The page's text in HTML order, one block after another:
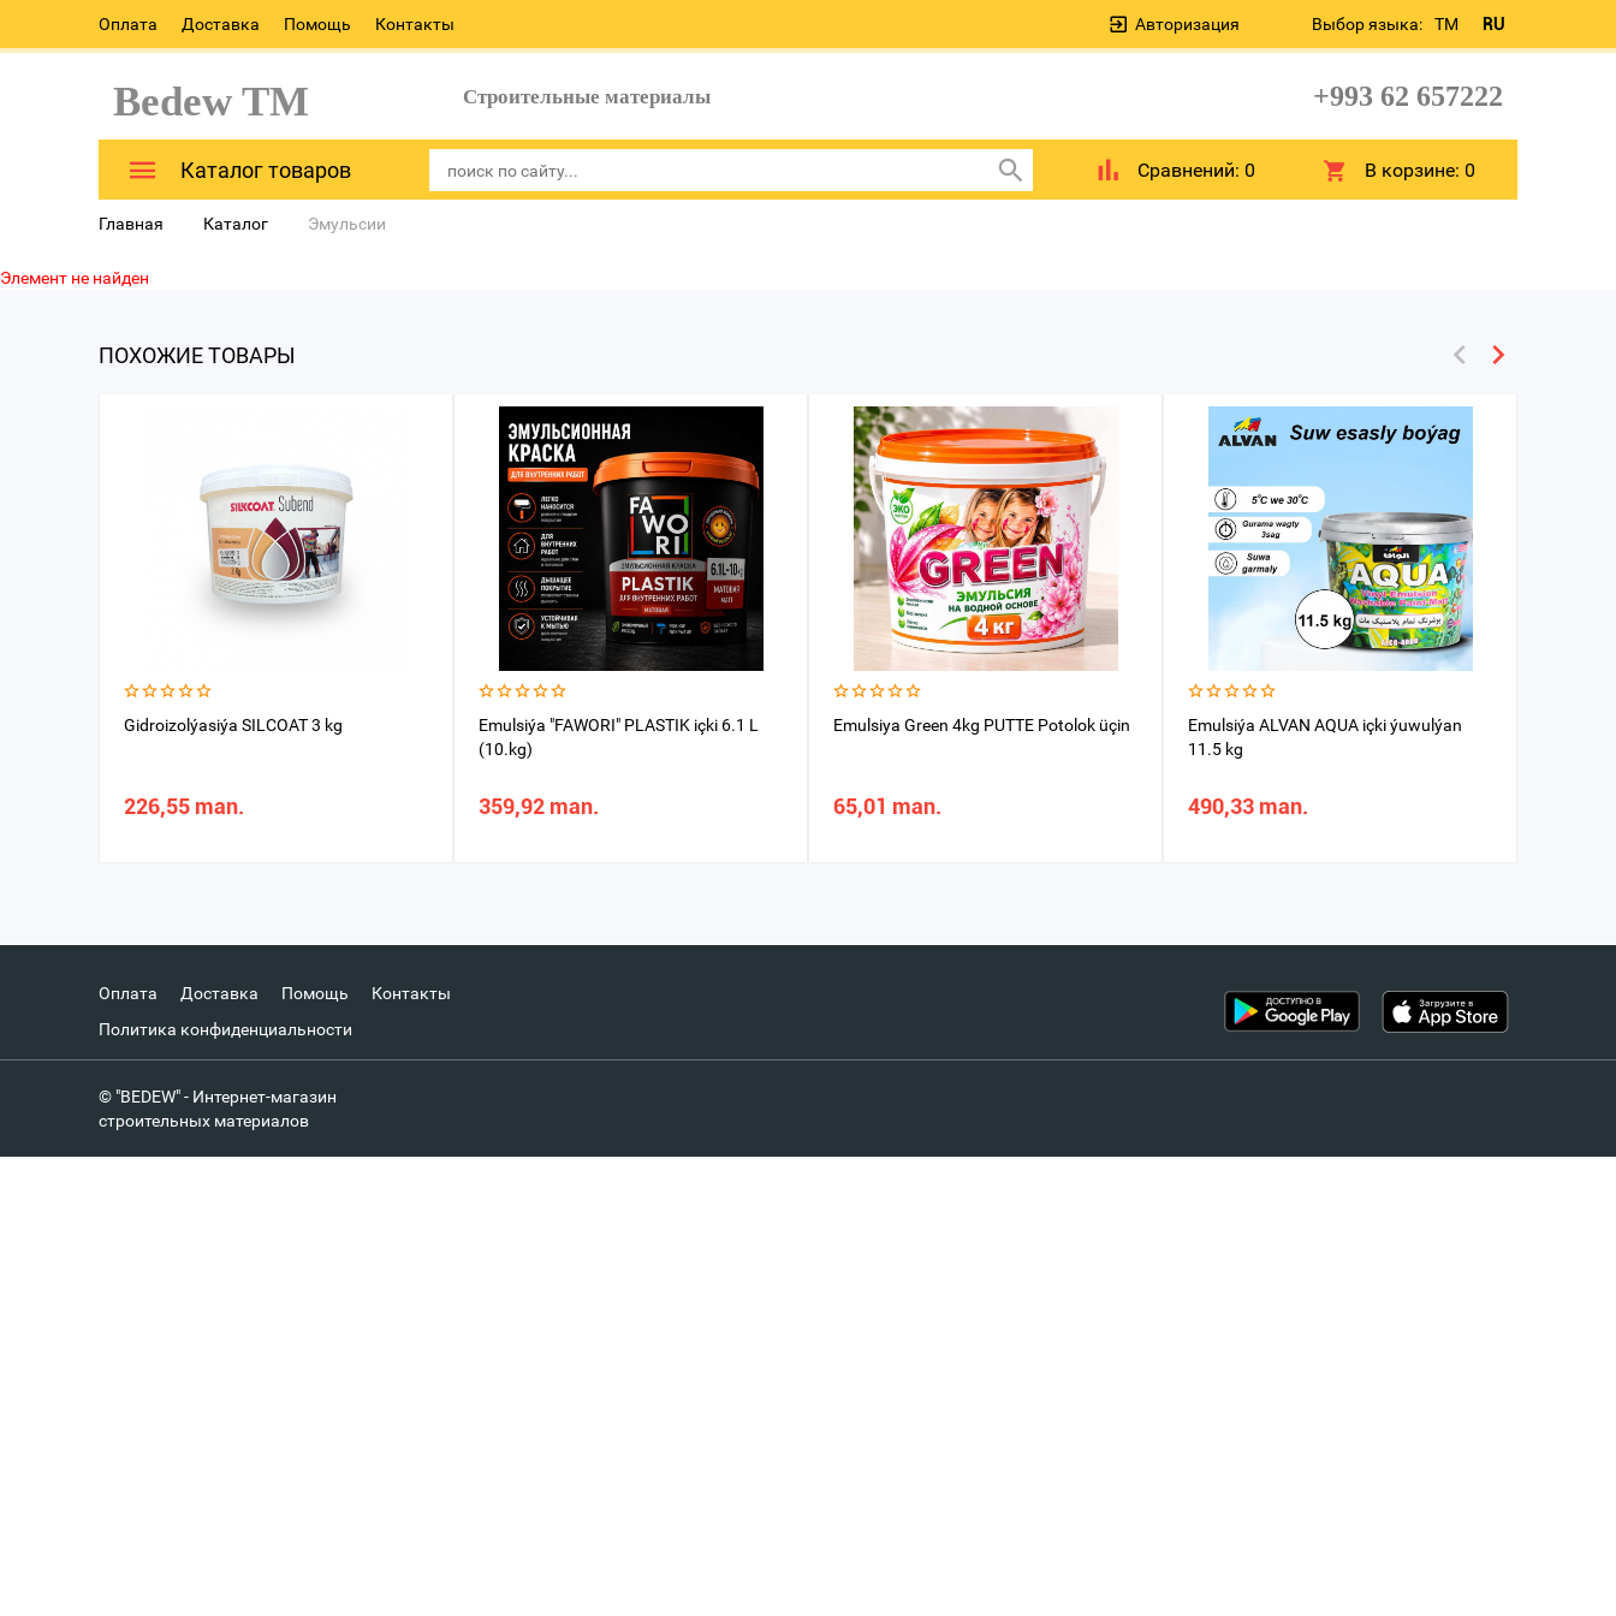
Оплата Доставка Помощь Контакты Выбор языка: TM RU
Авторизация
Bedew TM Строительные материалы +993 62 657222
Каталог товаров Сравнений: 0 В корзине:0
Главная Каталог Эмульсии
Элемент не найден
ПОХОЖИЕ ТОВАРЫ
Gidroizolýasiýa SILCOAT 3 kg
226,55 man.
Emulsiýa "FAWORI" PLASTIK içki 6.1 L
(10.kg)
359,92 man.
Emulsiya Green 4kg PUTTE Potolok üçin
65,01 man.
Emulsiýa ALVAN AQUA içki ýuwulýan
11.5 kg
490,33 man.
Оплата Доставка Помощь
Контакты
Политика конфиденциальности
© "BEDEW" - Интернет-магазин
строительных материалов